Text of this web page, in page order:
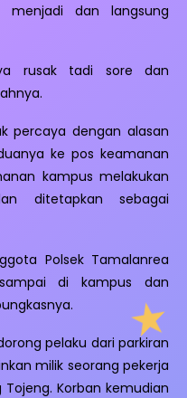
menjadi dan langsung
rusak tadi sore dan
percaya dengan alasan
ke pos keamanan
kampus melakukan
ditetapkan sebagai
Polsek Tamalanrea
di kampus dan
pelaku dari parkiran
milik seorang pekerja
Korban kemudian